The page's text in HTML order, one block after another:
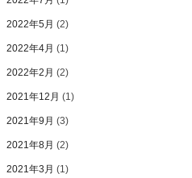
2022年5月 (2)
2022年4月 (1)
2022年2月 (2)
2021年12月 (1)
2021年9月 (3)
2021年8月 (2)
2021年3月 (1)